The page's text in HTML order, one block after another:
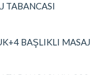
TABANCASI
BAŞLIKLI MASAJ